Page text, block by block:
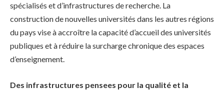
spécialisés et d’infrastructures de recherche. La
construction de nouvelles universités dans les autres régions
du pays vise à accroître la capacité d’accueil des universités
publiques et à réduire la surcharge chronique des espaces
d’enseignement.
Des infrastructures pensees pour la qualité et la